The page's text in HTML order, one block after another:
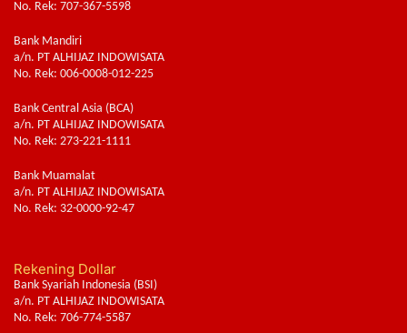
No. Rek: 707-367-5598
Bank Mandiri
a/n. PT ALHIJAZ INDOWISATA
No. Rek: 006-0008-012-225
Bank Central Asia (BCA)
a/n. PT ALHIJAZ INDOWISATA
No. Rek: 273-221-1111
Bank Muamalat
a/n. PT ALHIJAZ INDOWISATA
No. Rek: 32-0000-92-47
Rekening Dollar
Bank Syariah Indonesia (BSI)
a/n. PT ALHIJAZ INDOWISATA
No. Rek: 706-774-5587